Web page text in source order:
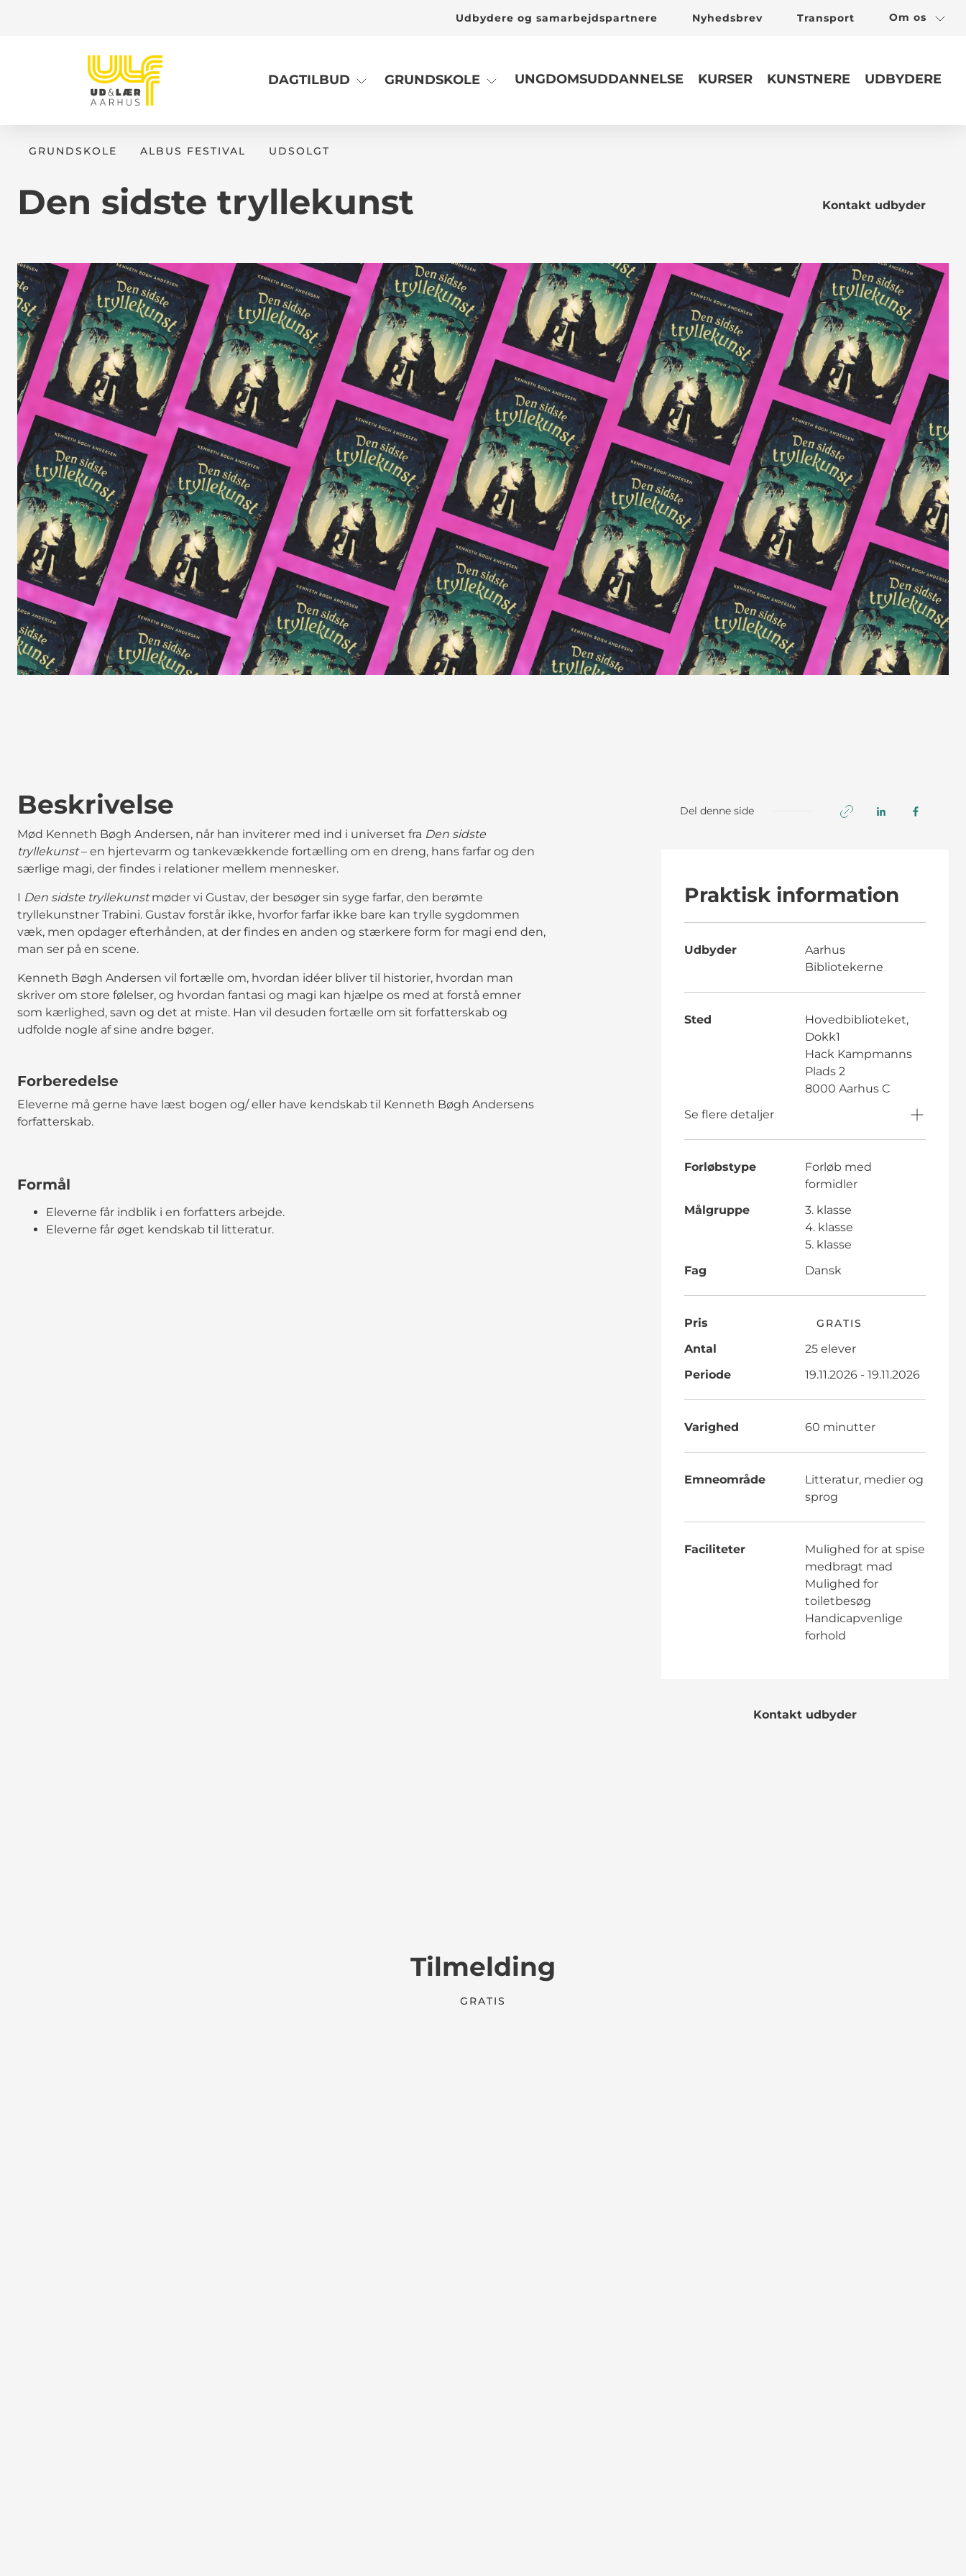
Udbydere og samarbejdspartnere Nyhedsbrev Transport Om os
DAGTILBUD GRUNDSKOLE UNGDOMSUDDANNELSE KURSER KUNSTNERE UDBYDERE
GRUNDSKOLE ALBUS FESTIVAL UDSOLGT
Den sidste tryllekunst Kontakt udbyder
Beskrivelse
Mød Kenneth Bøgh Andersen, når han inviterer med ind i universet fra Den sidste
tryllekunst– en hjertevarm og tankevækkende fortælling om en dreng, hans farfar og den
særlige magi, der findes i relationer mellem mennesker.
I Den sidste tryllekunstmøder vi Gustav, der besøger sin syge farfar, den berømte
tryllekunstner Trabini. Gustav forstår ikke, hvorfor farfar ikke bare kan trylle sygdommen
væk, men opdager efterhånden, at der findes en anden og stærkere form for magi end den,
man ser på en scene.
Kenneth Bøgh Andersen vil fortælle om, hvordan idéer bliver til historier, hvordan man
skriver om store følelser, og hvordan fantasi og magi kan hjælpe os med at forstå emner
som kærlighed, savn og det at miste. Han vil desuden fortælle om sit forfatterskab og
udfolde nogle af sine andre bøger.
Forberedelse
Eleverne må gerne have læst bogen og/ eller have kendskab til Kenneth Bøgh Andersens
forfatterskab.
Formål
Eleverne får indblik i en forfatters arbejde.
Eleverne får øget kendskab til litteratur.
Del denne side
Praktisk information
Udbyder
Aarhus
Bibliotekerne
Sted
Hovedbiblioteket,
Dokk1
Hack Kampmanns
Plads 2
8000 Aarhus C
Se flere detaljer
Forløbstype
Forløb med
formidler
Målgruppe
3. klasse
4. klasse
5. klasse
Fag
Dansk
Pris GRATIS
Antal
25 elever
Periode
19.11.2026 - 19.11.2026
Varighed 60 minutter
Emneområde
Litteratur, medier og
sprog
Faciliteter
Mulighed for at spise
medbragt mad
Mulighed for
toiletbesøg
Handicapvenlige
forhold
Kontakt udbyder
Tilmelding
GRATIS